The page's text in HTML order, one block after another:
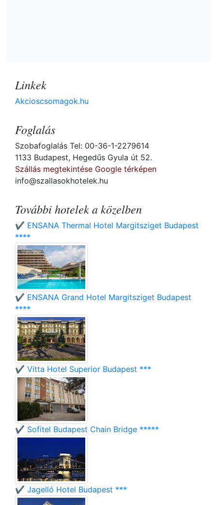
Linkek
Akcioscsomagok.hu
Foglalás
Szobafoglalás Tel: 00-36-1-2279614
1133 Budapest, Hegedűs Gyula út 52.
Szállás megtekintése Google térképen
info@szallasokhotelek.hu
További hotelek a közelben
✔️ ENSANA Thermal Hotel Margitsziget Budapest
****
✔️ ENSANA Grand Hotel Margitsziget Budapest
****
✔️ Vitta Hotel Superior Budapest ***
✔️ Sofitel Budapest Chain Bridge *****
✔️ Jagelló Hotel Budapest ***